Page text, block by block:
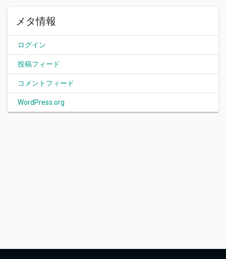
メタ情報
ログイン
投稿フィード
コメントフィード
WordPress.org